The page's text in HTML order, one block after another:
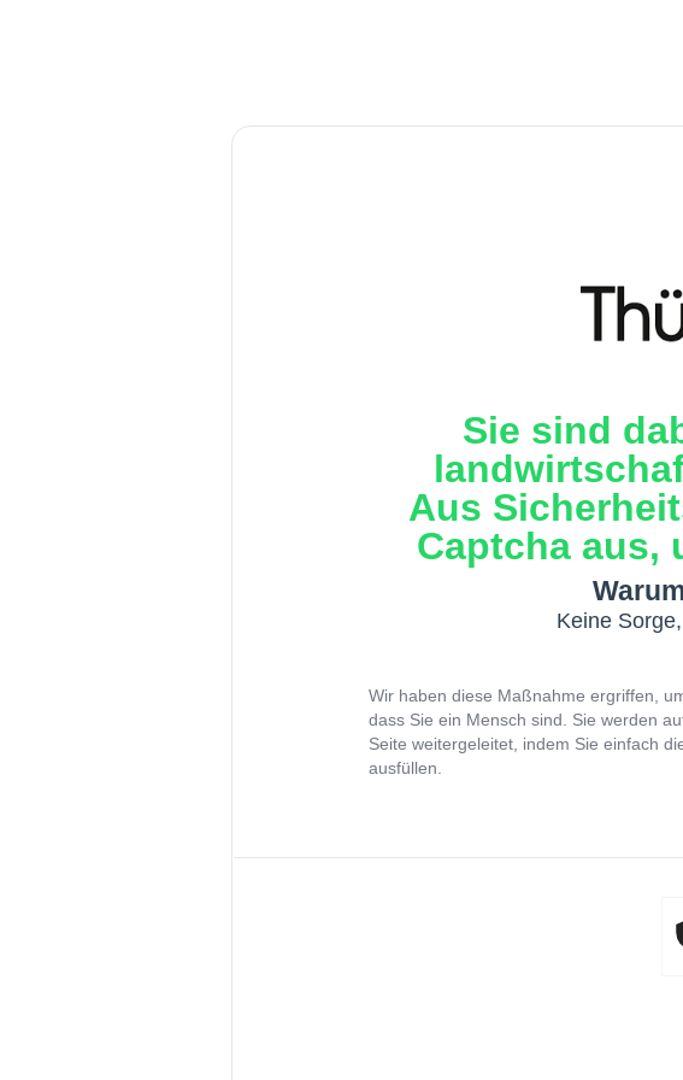
Sie sind
Aus
Captcha aus,
Keine
Wir haben diese Maßnahme ergriffen,
dass Sie ein Mensch sind. Sie werden
Seite weitergeleitet, indem Sie einfach
ausfüllen.